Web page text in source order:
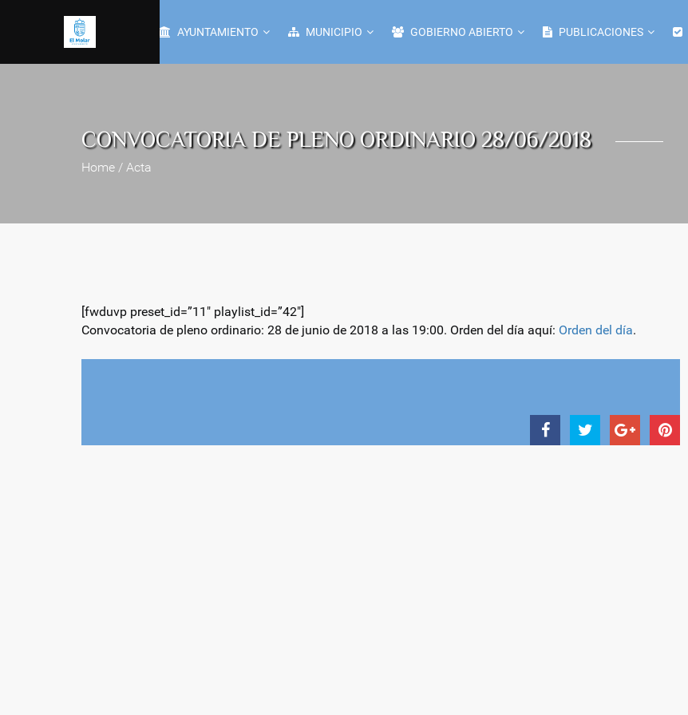
AYUNTAMIENTO MUNICIPIO GOBIERNO ABIERTO PUBLICACIONES
CONVOCATORIA DE PLENO ORDINARIO 28/06/2018
Home / Acta
[fwduvp preset_id=”11″ playlist_id=”42″]
Convocatoria de pleno ordinario: 28 de junio de 2018 a las 19:00. Orden del día aquí: Orden del día.